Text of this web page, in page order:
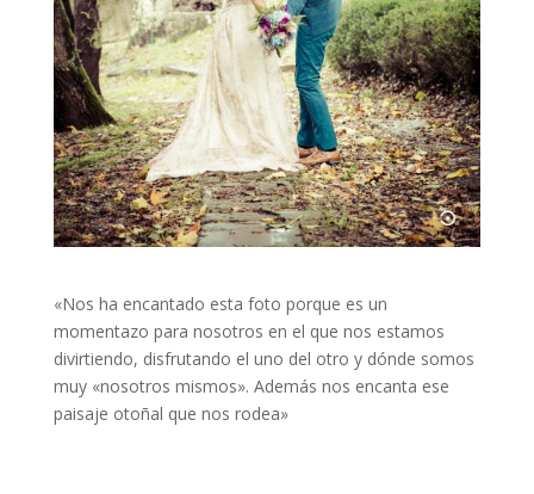
«Nos ha encantado esta foto porque es un
momentazo para nosotros en el que nos estamos
divirtiendo, disfrutando el uno del otro y dónde somos
muy «nosotros mismos». Además nos encanta ese
paisaje otoñal que nos rodea»